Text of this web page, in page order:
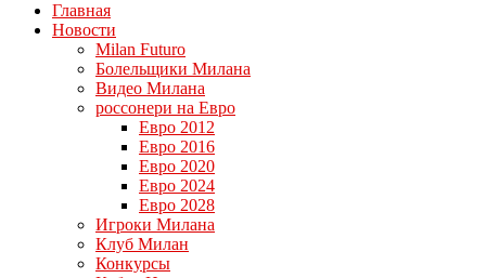
Главная
Новости
Milan Futuro
Болельщики Милана
Видео Милана
россонери на Евро
Евро 2012
Евро 2016
Евро 2020
Евро 2024
Евро 2028
Игроки Милана
Клуб Милан
Конкурсы